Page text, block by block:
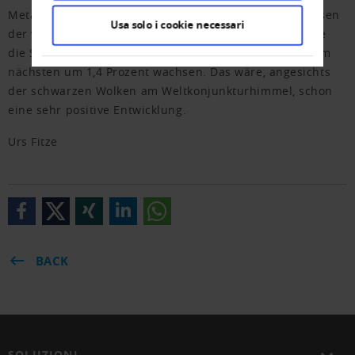
Usa solo i cookie necessari
Metaanalyse Konjunktur ausgerechnet hat, die Prognosen
der verschiedenen Institute nach unten. Danach dürfte
die Schweizer Wirtschaft in diesem Jahr um noch 1,2, im
nächsten um 1,4 Prozent wachsen. Das wäre, angesichts
der schwarzen Wolken am Weltkonjunkturhimmel, schon
eine sehr positive Entwicklung.
Urs Fitze
BACK